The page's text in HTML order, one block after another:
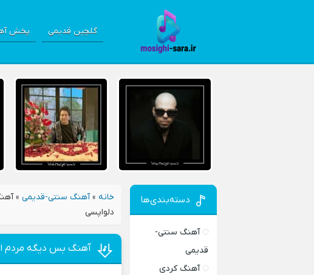
گلچین قدیمی پخش
خانه »آهنگ سنتی-قدیمی »
دلواپسی
آهنگ بس دیگه مردم
دسته‌بندی‌ها
آهنگ سنتی-
قدیمی
آهنگ کردی